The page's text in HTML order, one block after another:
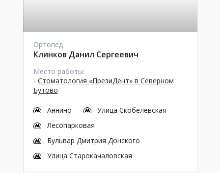
Ортопед
Клинков Данил Сергеевич
Место работы:
- Стоматология «ПрезиДент» в Северном
Бутово
Аннино
Улица Скобелевская
Лесопарковая
Бульвар Дмитрия Донского
Улица Старокачаловская